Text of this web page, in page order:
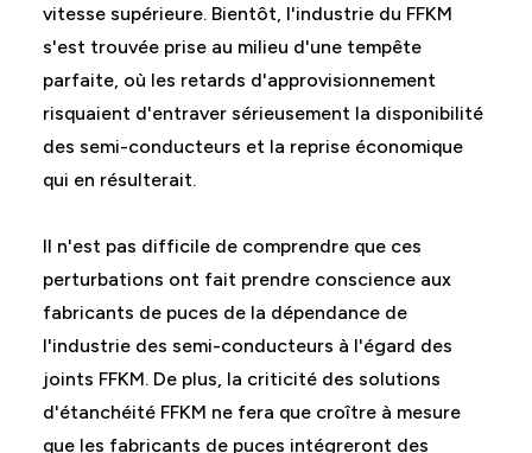
vitesse supérieure. Bientôt, l'industrie du FFKM
s'est trouvée prise au milieu d'une tempête
parfaite, où les retards d'approvisionnement
risquaient d'entraver sérieusement la disponibilité
des semi-conducteurs et la reprise économique
qui en résulterait.
Il n'est pas difficile de comprendre que ces
perturbations ont fait prendre conscience aux
fabricants de puces de la dépendance de
l'industrie des semi-conducteurs à l'égard des
joints FFKM. De plus, la criticité des solutions
d'étanchéité FFKM ne fera que croître à mesure
que les fabricants de puces intégreront des